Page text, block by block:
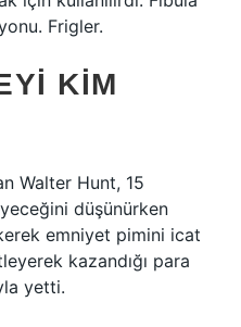
Frigler.
KIM
Walter Hunt, 15
düşünürken
emniyet pimini icat
kazandığı para
yetti.